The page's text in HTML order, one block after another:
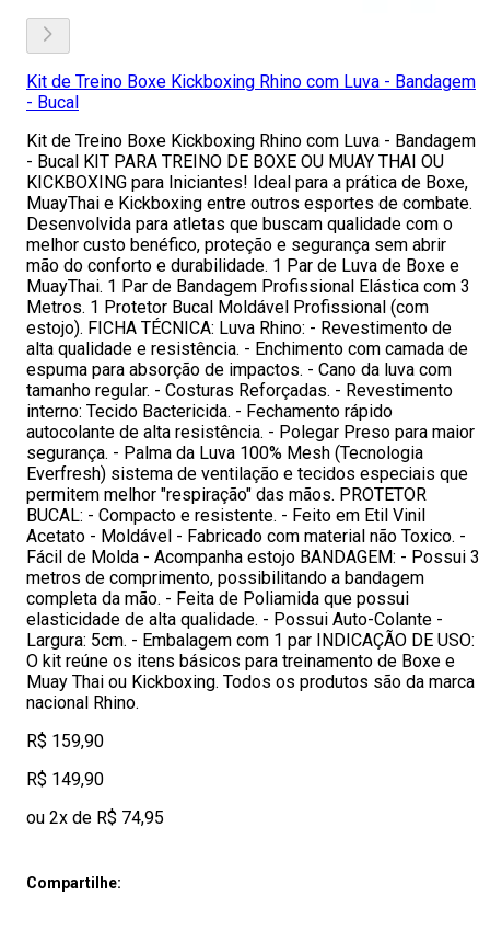
Kit de Treino Boxe Kickboxing Rhino com Luva - Bandagem
- Bucal
Kit de Treino Boxe Kickboxing Rhino com Luva - Bandagem
- Bucal KIT PARA TREINO DE BOXE OU MUAY THAI OU
KICKBOXING para Iniciantes! Ideal para a prática de Boxe,
MuayThai e Kickboxing entre outros esportes de combate.
Desenvolvida para atletas que buscam qualidade com o
melhor custo benéfico, proteção e segurança sem abrir
mão do conforto e durabilidade. 1 Par de Luva de Boxe e
MuayThai. 1 Par de Bandagem Profissional Elástica com 3
Metros. 1 Protetor Bucal Moldável Profissional (com
estojo). FICHA TÉCNICA: Luva Rhino: - Revestimento de
alta qualidade e resistência. - Enchimento com camada de
espuma para absorção de impactos. - Cano da luva com
tamanho regular. - Costuras Reforçadas. - Revestimento
interno: Tecido Bactericida. - Fechamento rápido
autocolante de alta resistência. - Polegar Preso para maior
segurança. - Palma da Luva 100% Mesh (Tecnologia
Everfresh) sistema de ventilação e tecidos especiais que
permitem melhor "respiração" das mãos. PROTETOR
BUCAL: - Compacto e resistente. - Feito em Etil Vinil
Acetato - Moldável - Fabricado com material não Toxico. -
Fácil de Molda - Acompanha estojo BANDAGEM: - Possui 3
metros de comprimento, possibilitando a bandagem
completa da mão. - Feita de Poliamida que possui
elasticidade de alta qualidade. - Possui Auto-Colante -
Largura: 5cm. - Embalagem com 1 par INDICAÇÃO DE USO:
O kit reúne os itens básicos para treinamento de Boxe e
Muay Thai ou Kickboxing. Todos os produtos são da marca
nacional Rhino.
R$ 159,90
R$ 149,90
ou 2x de R$ 74,95
Compartilhe: